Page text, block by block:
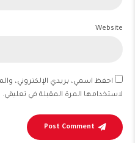
Website
احفظ اسمي، بريدي الإلكتروني،
لاستخدامها المرة المقبلة في تعليقي.
Post Comment